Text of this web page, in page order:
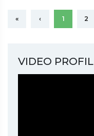
« ‹ 1 2
VIDEO PROFIL